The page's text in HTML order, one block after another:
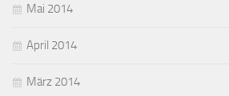
Mai 2014
April 2014
März 2014